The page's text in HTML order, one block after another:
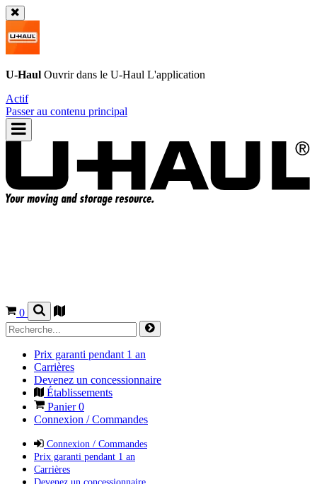
U-Haul Ouvrir dans le U-Haul L'application
Actif
Passer au contenu principal
0
Prix garanti pendant 1 an
Carrières
Devenez un concessionnaire
Établissements
Panier0
Connexion / Commandes
Connexion / Commandes
Prix garanti pendant 1 an
Carrières